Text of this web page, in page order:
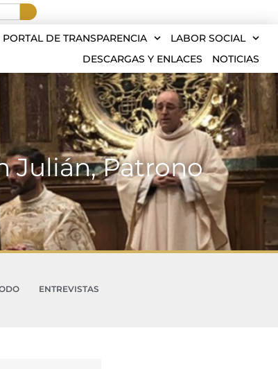
PORTAL DE TRANSPARENCIA
LABOR SOCIAL
DESCARGAS Y ENLACES
NOTICIAS
Julián, Patrono
ENTREVISTAS